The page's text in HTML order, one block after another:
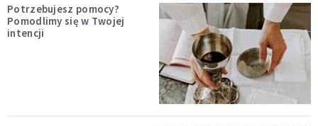
Potrzebujesz pomocy?
Pomodlimy się w Twojej
intencji